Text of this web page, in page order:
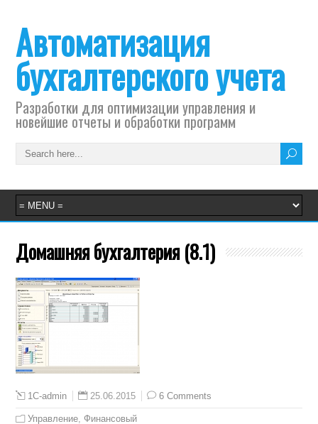
Автоматизация
бухгалтерского учета
Разработки для оптимизации управления и
новейшие отчеты и обработки программ
Домашняя бухгалтерия (8.1)
1C-admin 25.06.2015 6 Comments
Управление,Финансовый